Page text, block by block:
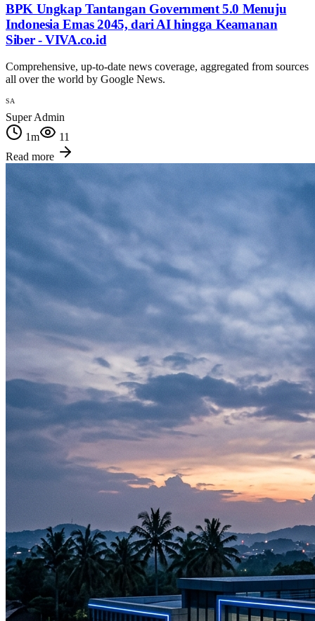
BPK Ungkap Tantangan Government 5.0 Menuju
Indonesia Emas 2045, dari AI hingga Keamanan
Siber - VIVA.co.id
Comprehensive, up-to-date news coverage, aggregated from sources
all over the world by Google News.
SA
Super Admin
1m
11
Read more